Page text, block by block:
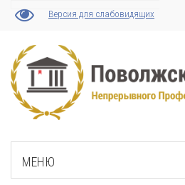
Версия для слабовидящих
МЕНЮ